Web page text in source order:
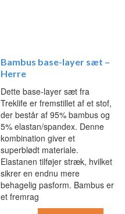
Bambus base-layer sæt –
Herre
Dette base-layer sæt fra
Treklife er fremstillet af et stof,
der består af 95% bambus og
5% elastan/spandex. Denne
kombination giver et
superblødt materiale.
Elastanen tilføjer stræk, hvilket
sikrer en endnu mere
behagelig pasform. Bambus er
et fremrag